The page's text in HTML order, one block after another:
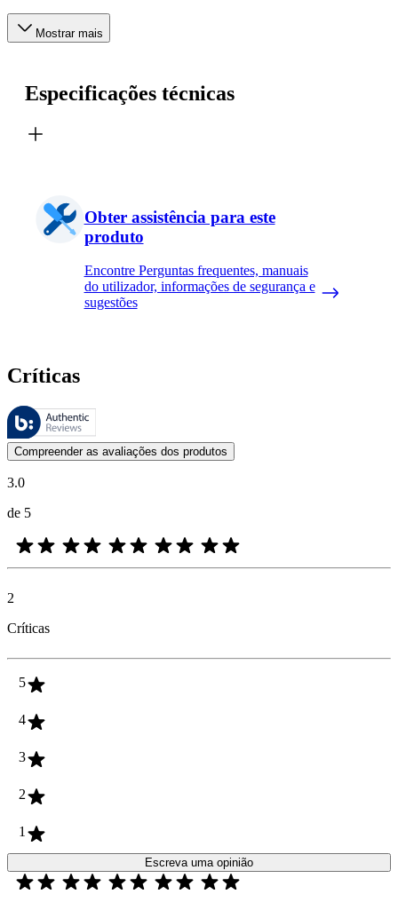
Mostrar mais
Especificações técnicas
Obter assistência para este
produto
Encontre Perguntas frequentes, manuais
do utilizador, informações de segurança e
sugestões
Críticas
Estas avaliações são geridas pela Bazaarvoice e estão em
As opiniões dos clientes na forma de classificação do produto com
Compreender as avaliações dos produtos
3.0
de 5
2
Críticas
5
4
3
2
1
Escreva uma opinião